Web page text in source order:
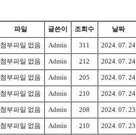
파일 글쓴이 조회수 날짜
첨부파일 없음 Admin 311 2024. 07. 24
첨부파일 없음 Admin 212 2024. 07. 24
첨부파일 없음 Admin 205 2024. 07. 24
첨부파일 없음 Admin 210 2024. 07. 24
첨부파일 없음 Admin 208 2024. 07. 23
첨부파일 없음 Admin 210 2024. 07. 23